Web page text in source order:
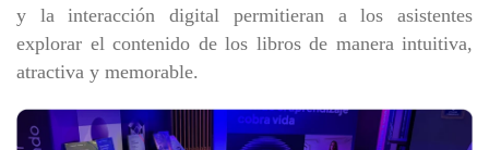
y la interacción digital permitieran a los asistentes
explorar el contenido de los libros de manera intuitiva,
atractiva y memorable.